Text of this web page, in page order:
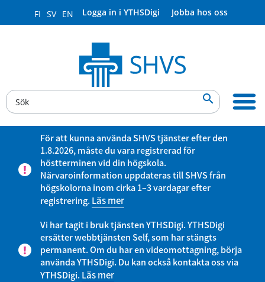
FI SV EN Logga in i YTHSDigi Jobba hos oss

För att kunna använda SHVS tjänster efter den
1.8.2026, måste du vara registrerad för
höstterminen vid din högskola.
Närvaroinformation uppdateras till SHVS från
högskolorna inom cirka 1–3 vardagar efter
registrering.Läs mer
Vi har tagit i bruk tjänsten YTHSDigi. YTHSDigi
ersätter webbtjänsten Self, som har stängts
permanent. Om du har en videomottagning, börja
använda YTHSDigi. Du kan också kontakta oss via
YTHSDigi.Läs mer